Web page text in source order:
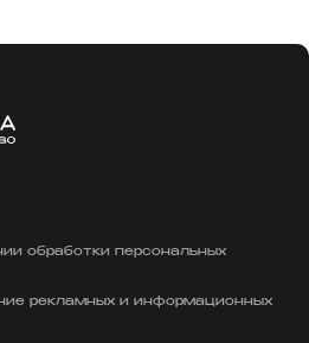
обработки персональных
рекламных и информационных